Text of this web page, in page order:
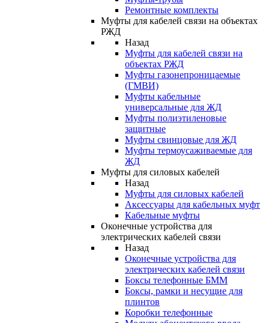
Ремонтные комплекты
Муфты для кабелей связи на объектах
РЖД
Назад
Муфты для кабелей связи на
объектах РЖД
Муфты газонепроницаемые
(ГМВИ)
Муфты кабельные
универсальные для ЖД
Муфты полиэтиленовые
защитные
Муфты свинцовые для ЖД
Муфты термоусаживаемые для
ЖД
Муфты для силовых кабелей
Назад
Муфты для силовых кабелей
Аксессуары для кабельных муфт
Кабельные муфты
Оконечные устройства для
электрических кабелей связи
Назад
Оконечные устройства для
электрических кабелей связи
Боксы телефонные БММ
Боксы, рамки и несущие для
плинтов
Коробки телефонные